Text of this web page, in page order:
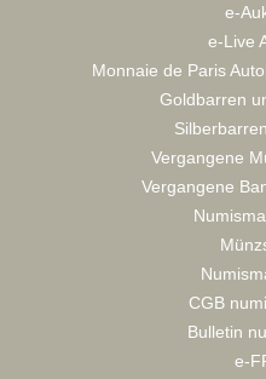
e-
e-Live
Monnaie de Paris
Goldbarren
Vergangene
Vergangene
CGB
Bulletin
e-